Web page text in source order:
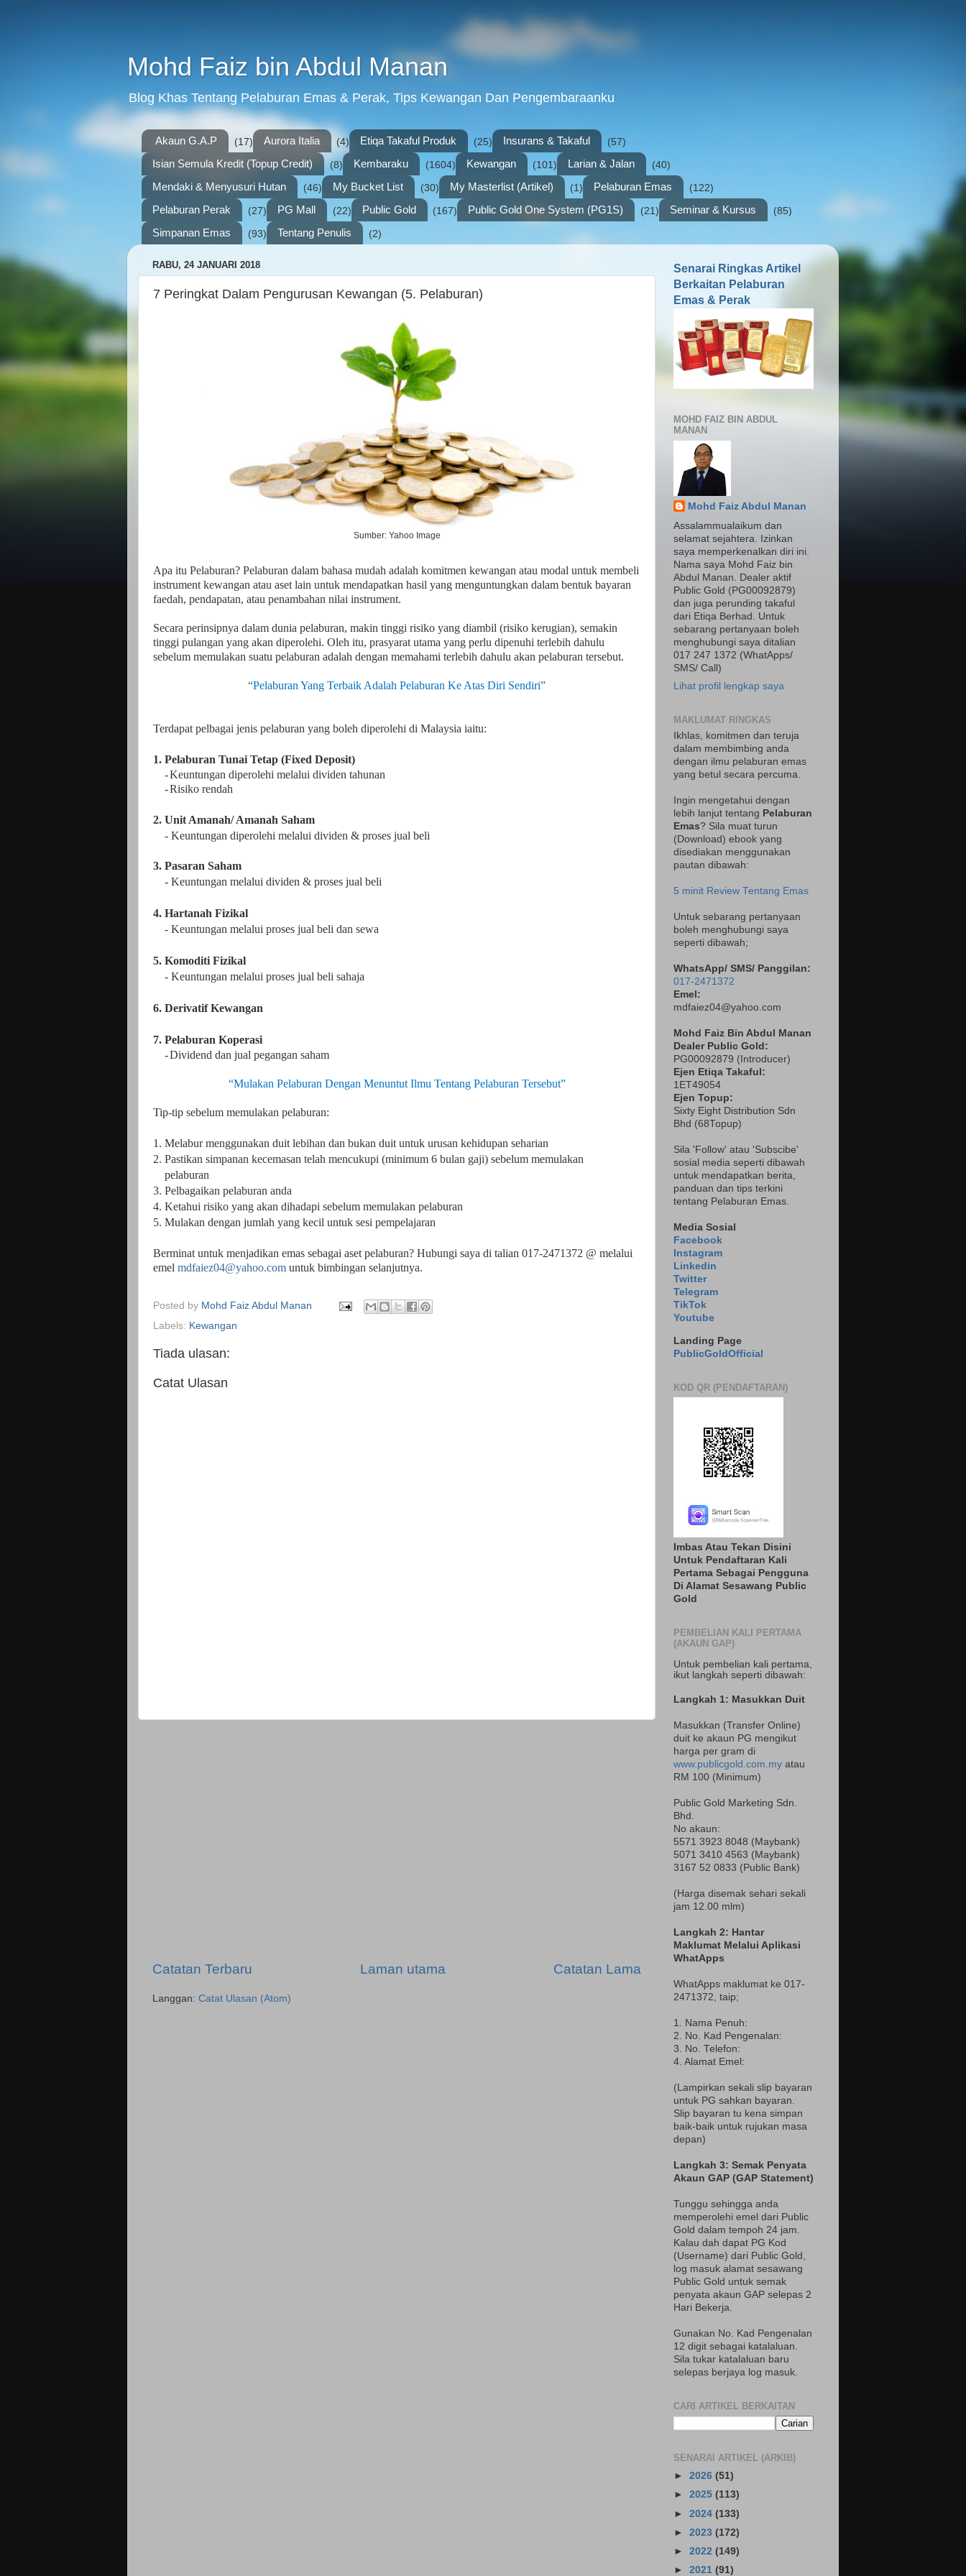
Mohd Faiz bin Abdul Manan
Blog Khas Tentang Pelaburan Emas & Perak, Tips Kewangan Dan Pengembaraanku
Akaun G.A.P (17) Aurora Italia (4) Etiqa Takaful Produk (25) Insurans & Takaful (57)
Isian Semula Kredit (Topup Credit) (8) Kembaraku (1604) Kewangan (101) Larian & Jalan (40)
Mendaki & Menyusuri Hutan (46) My Bucket List (30) My Masterlist (Artikel) (1) Pelaburan Emas (122)
Pelaburan Perak (27) PG Mall (22) Public Gold (167) Public Gold One System (PG1S) (21) Seminar & Kursus (85)
Simpanan Emas (93) Tentang Penulis (2)
RABU, 24 JANUARI 2018
7 Peringkat Dalam Pengurusan Kewangan (5. Pelaburan)
Sumber: Yahoo Image
Apa itu Pelaburan? Pelaburan dalam bahasa mudah adalah komitmen kewangan atau modal untuk membeli
instrument kewangan atau aset lain untuk mendapatkan hasil yang menguntungkan dalam bentuk bayaran
faedah, pendapatan, atau penambahan nilai instrument.
Secara perinsipnya dalam dunia pelaburan, makin tinggi risiko yang diambil (risiko kerugian), semakin
tinggi pulangan yang akan diperolehi. Oleh itu, prasyarat utama yang perlu dipenuhi terlebih dahulu
sebelum memulakan suatu pelaburan adalah dengan memahami terlebih dahulu akan pelaburan tersebut.
“Pelaburan Yang Terbaik Adalah Pelaburan Ke Atas Diri Sendiri”
Terdapat pelbagai jenis pelaburan yang boleh diperolehi di Malaysia iaitu:
1. Pelaburan Tunai Tetap (Fixed Deposit)
-Keuntungan diperolehi melalui dividen tahunan
-Risiko rendah
2. Unit Amanah/ Amanah Saham
- Keuntungan diperolehi melalui dividen & proses jual beli
3. Pasaran Saham
- Keuntungan melalui dividen & proses jual beli
4. Hartanah Fizikal
- Keuntungan melalui proses jual beli dan sewa
5. Komoditi Fizikal
- Keuntungan melalui proses jual beli sahaja
6. Derivatif Kewangan
7. Pelaburan Koperasi
-Dividend dan jual pegangan saham
“Mulakan Pelaburan Dengan Menuntut Ilmu Tentang Pelaburan Tersebut”
Tip-tip sebelum memulakan pelaburan:
1. Melabur menggunakan duit lebihan dan bukan duit untuk urusan kehidupan seharian
2. Pastikan simpanan kecemasan telah mencukupi (minimum 6 bulan gaji) sebelum memulakan
pelaburan
3. Pelbagaikan pelaburan anda
4. Ketahui risiko yang akan dihadapi sebelum memulakan pelaburan
5. Mulakan dengan jumlah yang kecil untuk sesi pempelajaran
Berminat untuk menjadikan emas sebagai aset pelaburan? Hubungi saya di talian 017-2471372 @ melalui
emel mdfaiez04@yahoo.com untuk bimbingan selanjutnya.
Posted by Mohd Faiz Abdul Manan
Labels: Kewangan
Tiada ulasan:
Catat Ulasan
Catatan Terbaru Catatan Lama
Laman utama
Langgan: Catat Ulasan (Atom)
Senarai Ringkas Artikel
Berkaitan Pelaburan
Emas & Perak
MOHD FAIZ BIN ABDUL
MANAN
Mohd Faiz Abdul Manan
Assalammualaikum dan
selamat sejahtera. Izinkan
saya memperkenalkan diri ini.
Nama saya Mohd Faiz bin
Abdul Manan. Dealer aktif
Public Gold (PG00092879)
dan juga perunding takaful
dari Etiqa Berhad. Untuk
sebarang pertanyaan boleh
menghubungi saya ditalian
017 247 1372 (WhatApps/
SMS/ Call)
Lihat profil lengkap saya
MAKLUMAT RINGKAS
Ikhlas, komitmen dan teruja
dalam membimbing anda
dengan ilmu pelaburan emas
yang betul secara percuma.
Ingin mengetahui dengan
lebih lanjut tentang Pelaburan
Emas? Sila muat turun
(Download) ebook yang
disediakan menggunakan
pautan dibawah:
5 minit Review Tentang Emas
Untuk sebarang pertanyaan
boleh menghubungi saya
seperti dibawah;
WhatsApp/ SMS/ Panggilan:
017-2471372
Emel:
mdfaiez04@yahoo.com
Mohd Faiz Bin Abdul Manan
Dealer Public Gold:
PG00092879 ( Introducer)
Ejen Etiqa Takaful:
1ET49054
Ejen Topup:
Sixty Eight Distribution Sdn
Bhd (68Topup)
Sila 'Follow' atau 'Subscibe'
sosial media seperti dibawah
untuk mendapatkan berita,
panduan dan tips terkini
tentang Pelaburan Emas.
Media Sosial
Facebook
Instagram
Linkedin
Twitter
Telegram
TikTok
Youtube
Landing Page
PublicGoldOfficial
KOD QR (PENDAFTARAN)
Imbas Atau Tekan Disini
Untuk Pendaftaran Kali
Pertama Sebagai Pengguna
Di Alamat Sesawang Public
Gold
PEMBELIAN KALI PERTAMA
(AKAUN GAP)
Untuk pembelian kali pertama,
ikut langkah seperti dibawah:
Langkah 1: Masukkan Duit
Masukkan (Transfer Online)
duit ke akaun PG mengikut
harga per gram di
www.publicgold.com.my atau
RM 100 (Minimum)
Public Gold Marketing Sdn.
Bhd.
No akaun:
5571 3923 8048 (Maybank)
5071 3410 4563 (Maybank)
3167 52 0833 (Public Bank)
(Harga disemak sehari sekali
jam 12.00 mlm)
Langkah 2: Hantar
Maklumat Melalui Aplikasi
WhatApps
WhatApps maklumat ke 017-
2471372 , taip;
1. Nama Penuh:
2. No. Kad Pengenalan:
3. No. Telefon:
4. Alamat Emel:
(Lampirkan sekali slip bayaran
untuk PG sahkan bayaran.
Slip bayaran tu kena simpan
baik-baik untuk rujukan masa
depan)
Langkah 3: Semak Penyata
Akaun GAP (GAP Statement)
Tunggu sehingga anda
memperolehi emel dari Public
Gold dalam tempoh 24 jam.
Kalau dah dapat PG Kod
(Username) dari Public Gold,
log masuk alamat sesawang
Public Gold untuk semak
penyata akaun GAP selepas 2
Hari Bekerja.
Gunakan No. Kad Pengenalan
12 digit sebagai katalaluan.
Sila tukar katalaluan baru
selepas berjaya log masuk.
CARI ARTIKEL BERKAITAN
SENARAI ARTIKEL (ARKIB)
► 2026 (51)
► 2025 (113)
► 2024 (133)
► 2023 (172)
► 2022 (149)
► 2021 (91)